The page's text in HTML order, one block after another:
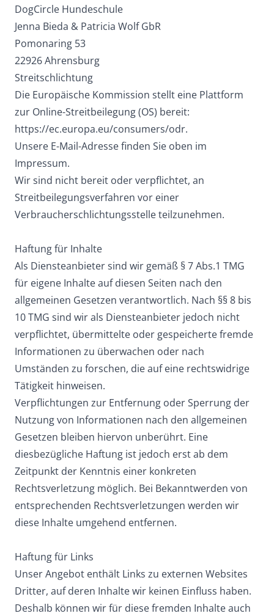
DogCircle Hundeschule
Jenna Bieda & Patricia Wolf GbR
Pomonaring 53
22926 Ahrensburg
Streitschlichtung
Die Europäische Kommission stellt eine Plattform
zur Online-Streitbeilegung (OS) bereit:
https://ec.europa.eu/consumers/odr.
Unsere E-Mail-Adresse finden Sie oben im
Impressum.
Wir sind nicht bereit oder verpflichtet, an
Streitbeilegungsverfahren vor einer
Verbraucherschlichtungsstelle teilzunehmen.
Haftung für Inhalte
Als Diensteanbieter sind wir gemäß § 7 Abs.1 TMG
für eigene Inhalte auf diesen Seiten nach den
allgemeinen Gesetzen verantwortlich. Nach §§ 8 bis
10 TMG sind wir als Diensteanbieter jedoch nicht
verpflichtet, übermittelte oder gespeicherte fremde
Informationen zu überwachen oder nach
Umständen zu forschen, die auf eine rechtswidrige
Tätigkeit hinweisen.
Verpflichtungen zur Entfernung oder Sperrung der
Nutzung von Informationen nach den allgemeinen
Gesetzen bleiben hiervon unberührt. Eine
diesbezügliche Haftung ist jedoch erst ab dem
Zeitpunkt der Kenntnis einer konkreten
Rechtsverletzung möglich. Bei Bekanntwerden von
entsprechenden Rechtsverletzungen werden wir
diese Inhalte umgehend entfernen.
Haftung für Links
Unser Angebot enthält Links zu externen Websites
Dritter, auf deren Inhalte wir keinen Einfluss haben.
Deshalb können wir für diese fremden Inhalte auch